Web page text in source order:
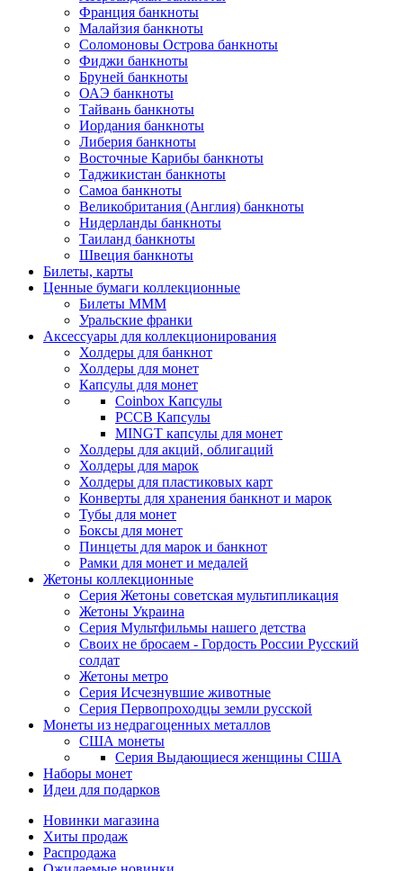
Франция банкноты
Малайзия банкноты
Соломоновы Острова банкноты
Фиджи банкноты
Бруней банкноты
ОАЭ банкноты
Тайвань банкноты
Иордания банкноты
Либерия банкноты
Восточные Карибы банкноты
Таджикистан банкноты
Самоа банкноты
Великобритания (Англия) банкноты
Нидерланды банкноты
Таиланд банкноты
Швеция банкноты
Билеты, карты
Ценные бумаги коллекционные
Билеты МММ
Уральские франки
Аксессуары для коллекционирования
Холдеры для банкнот
Холдеры для монет
Капсулы для монет
Coinbox Капсулы
РССВ Капсулы
MINGT капсулы для монет
Холдеры для акций, облигаций
Холдеры для марок
Холдеры для пластиковых карт
Конверты для хранения банкнот и марок
Тубы для монет
Боксы для монет
Пинцеты для марок и банкнот
Рамки для монет и медалей
Жетоны коллекционные
Серия Жетоны советская мультипликация
Жетоны Украина
Серия Мультфильмы нашего детства
Своих не бросаем - Гордость России Русский
солдат
Жетоны метро
Серия Исчезнувшие животные
Серия Первопроходцы земли русской
Монеты из недрагоценных металлов
США монеты
Серия Выдающиеся женщины США
Наборы монет
Идеи для подарков
Новинки магазина
Хиты продаж
Распродажа